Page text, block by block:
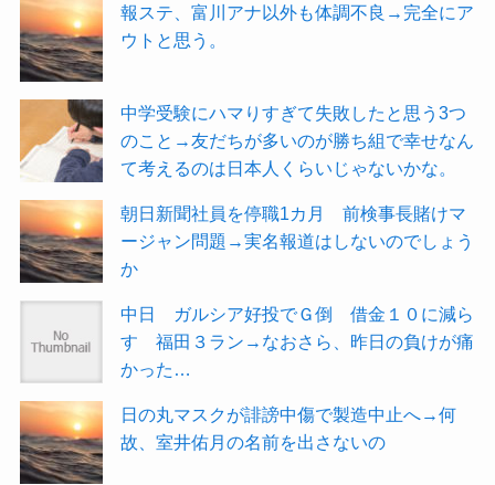
報ステ、富川アナ以外も体調不良→完全にア
ウトと思う。
中学受験にハマりすぎて失敗したと思う3つ
のこと→友だちが多いのが勝ち組で幸せなん
て考えるのは日本人くらいじゃないかな。
朝日新聞社員を停職1カ月 前検事長賭けマ
ージャン問題→実名報道はしないのでしょう
か
中日 ガルシア好投でＧ倒 借金１０に減ら
す 福田３ラン→なおさら、昨日の負けが痛
かった…
日の丸マスクが誹謗中傷で製造中止へ→何
故、室井佑月の名前を出さないの